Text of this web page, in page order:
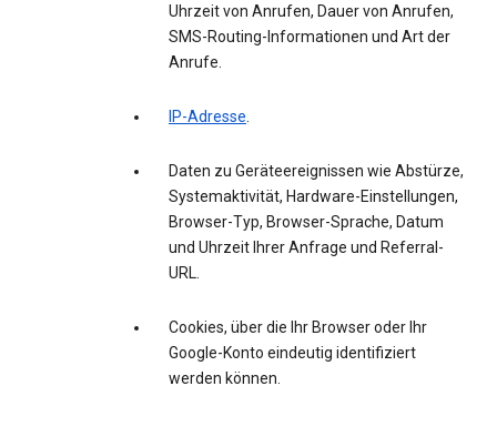
Uhrzeit von Anrufen, Dauer von Anrufen,
SMS-Routing-Informationen und Art der
Anrufe.
IP-Adresse.
Daten zu Geräteereignissen wie Abstürze,
Systemaktivität, Hardware-Einstellungen,
Browser-Typ, Browser-Sprache, Datum
und Uhrzeit Ihrer Anfrage und Referral-
URL.
Cookies, über die Ihr Browser oder Ihr
Google-Konto eindeutig identifiziert
werden können.